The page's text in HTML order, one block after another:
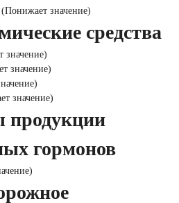
значение)
средства
значение)
значение)
значение)
продукции
гормонов